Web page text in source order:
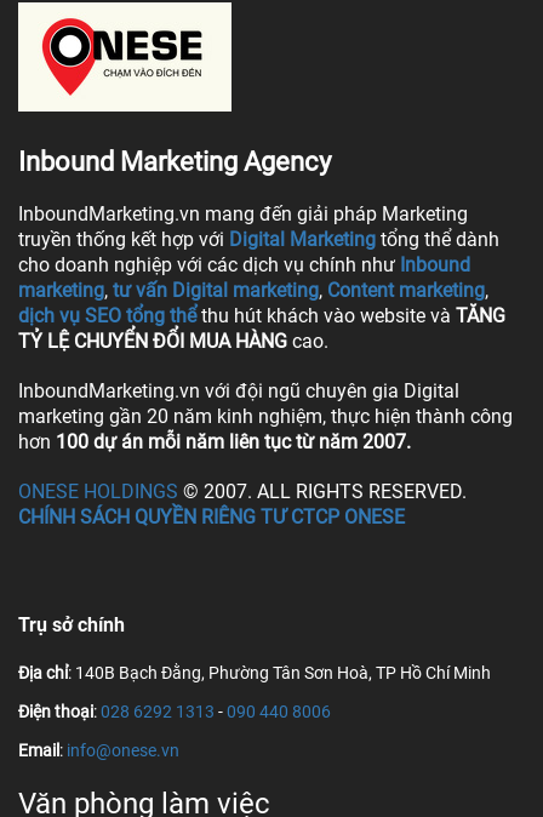
Inbound Marketing Agency
InboundMarketing.vn mang đến giải pháp Marketing
truyền thống kết hợp với Digital Marketing tổng thể dành
cho doanh nghiệp với các dịch vụ chính như Inbound
marketing, tư vấn Digital marketing, Content marketing,
dịch vụ SEO tổng thể thu hút khách vào website và TĂNG
TỶ LỆ CHUYỂN ĐỔI MUA HÀNG cao.
InboundMarketing.vn với đội ngũ chuyên gia Digital
marketing gần 20 năm kinh nghiệm, thực hiện thành công
hơn 100 dự án mỗi năm liên tục từ năm 2007.
ONESE HOLDINGS © 2007. ALL RIGHTS RESERVED.
CHÍNH SÁCH QUYỀN RIÊNG TƯ CTCP ONESE
Trụ sở chính
Địa chỉ: 140B Bạch Đằng, Phường Tân Sơn Hoà, TP Hồ Chí Minh
Điện thoại:028 6292 1313 -090 440 8006
Email : info@onese.vn
Văn phòng làm việc